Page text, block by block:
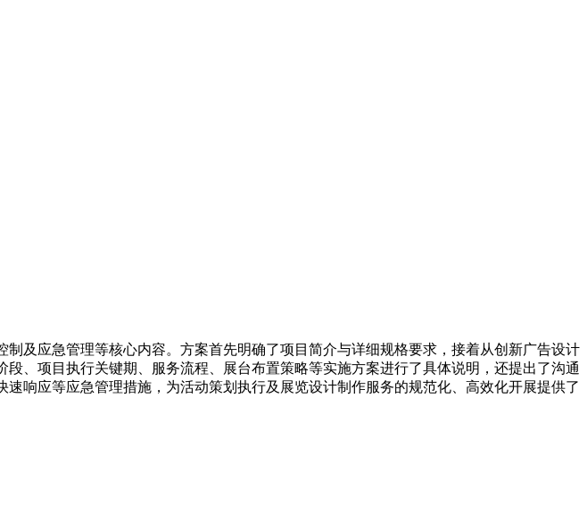
及应急管理等核心内容。方案首先明确了项目简介与详细规格要求，接着从创新广告设计
、项目执行关键期、服务流程、展台布置策略等实施方案进行了具体说明，还提出了沟通
响应等应急管理措施，为活动策划执行及展览设计制作服务的规范化、高效化开展提供了